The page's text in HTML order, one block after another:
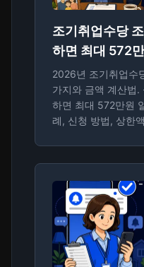
조기취업수당
하면 최대 572
2026년 조기취업수
가지와 금액 계산법.
하면 최대 572만원
례, 신청 방법, 상한